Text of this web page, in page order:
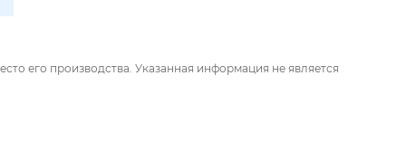
его производства. Указанная информация не является